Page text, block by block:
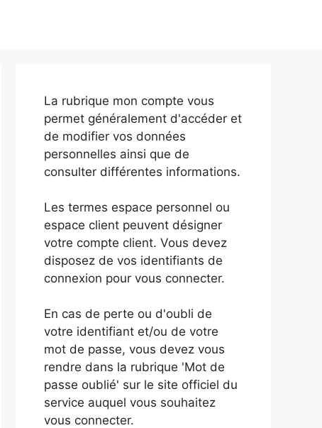
La rubrique mon compte vous
permet généralement d'accéder et
de modifier vos données
personnelles ainsi que de
consulter différentes informations.
Les termes espace personnel ou
espace client peuvent désigner
votre compte client. Vous devez
disposez de vos identifiants de
connexion pour vous connecter.
En cas de perte ou d'oubli de
votre identifiant et/ou de votre
mot de passe, vous devez vous
rendre dans la rubrique 'Mot de
passe oublié' sur le site officiel du
service auquel vous souhaitez
vous connecter.